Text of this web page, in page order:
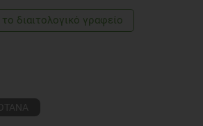
διαιτολογικό γραφείο